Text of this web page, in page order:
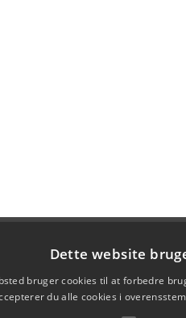
Dette website
bruger cookies til at forbedre
du alle cookies i